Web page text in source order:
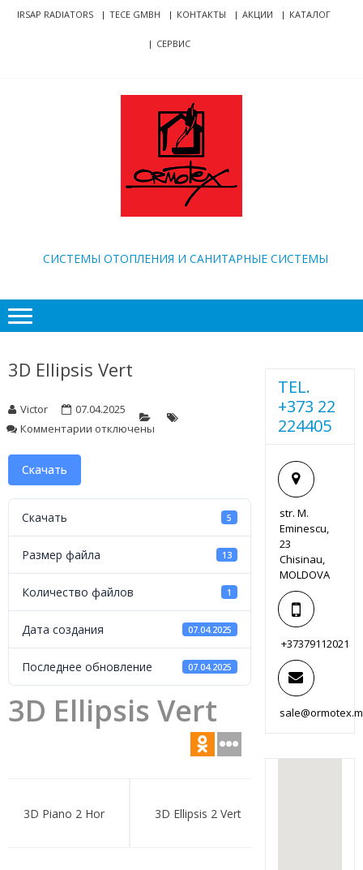
Skip
SkipIRSAP RADIATORS TECE GMBH КОНТАКТЫ АКЦИИ КАТАЛОГ
СЕРВИС
CИСТЕМЫ ОТОПЛЕНИЯ И САНИТАРНЫЕ СИСТЕМЫ
3D Ellipsis Vert
Victor
07.04.2025
Комментарии котключены
Скачать
Скачать 5
Размер файла 13
Количество файлов 1
Дата создания 07.04.2025
Последнее обновление 07.04.2025
3D Ellipsis Vert
по
3D Piano 2 Hor 3D Ellipsis 2 Vert
TEL.
+373 22
224405
str. M.
Eminescu,
23
Chisinau,
MOLDOVA
+37379112021